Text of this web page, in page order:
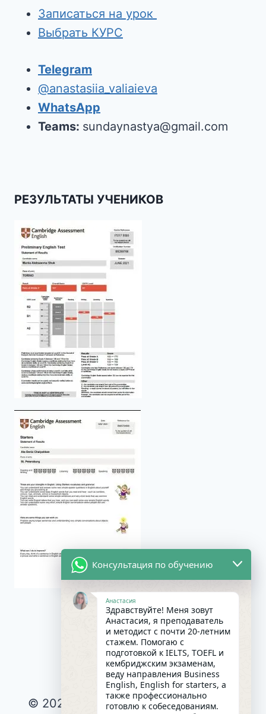
Записаться на урок
Выбрать КУРС
Telegram
@anastasiia_valiaieva
WhatsApp
Teams: sundaynastya@gmail.com
РЕЗУЛЬТАТЫ УЧЕНИКОВ
© 2026 Интересное и эффективное
Консультация по обучению
Анастасия
Здравствуйте! Меня зовут
Анастасия, я преподаватель
и методист с почти 20-летним
стажем. Помогаю с
подготовкой к IELTS, TOEFL и
кембриджским экзаменам,
веду направления Business
English, English for starters, а
также профессионально
готовлю к собеседованиям.